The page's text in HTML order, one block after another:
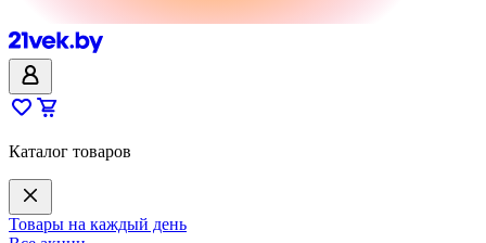
Каталог товаров
Товары на каждый день